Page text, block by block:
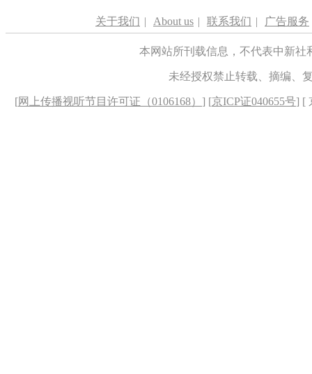
关于我们 | About us | 联系我们 | 广告服务
本网站所刊载信息，不代表中新
未经授权禁止转载、摘编、
[网上传播视听节目许可证（0106168） ] [京ICP证040655号] [